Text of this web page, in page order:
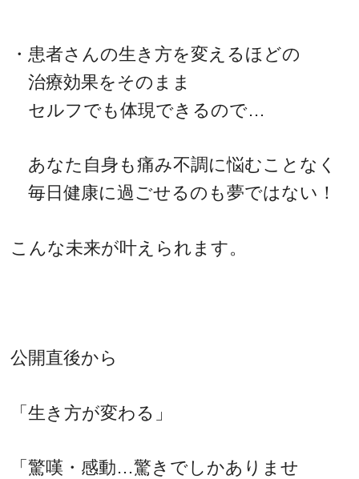
・患者さんの生き方を変えるほどの
治療効果をそのまま
セルフでも体現できるので…
あなた自身も痛み不調に悩むことなく
毎日健康に過ごせるのも夢ではない！
こんな未来が叶えられます。
公開直後から
「生き方が変わる」
「驚嘆・感動…驚きでしかありませ